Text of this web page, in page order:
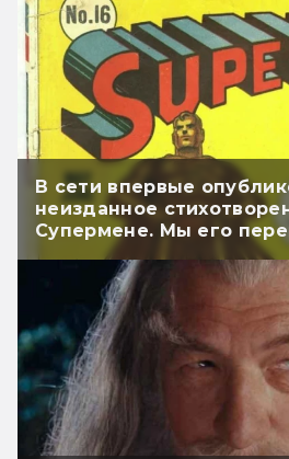
В сети впервые
неизданное
Супермене. Мы его